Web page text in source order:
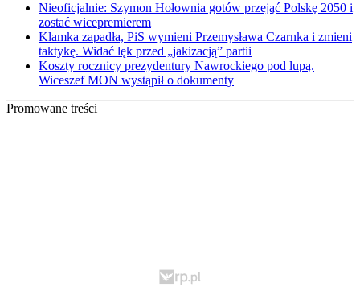
Nieoficjalnie: Szymon Hołownia gotów przejąć Polskę 2050 i
zostać wicepremierem
Klamka zapadła, PiS wymieni Przemysława Czarnka i zmieni
taktykę. Widać lęk przed „jakizacją” partii
Koszty rocznicy prezydentury Nawrockiego pod lupą.
Wiceszef MON wystąpił o dokumenty
Promowane treści